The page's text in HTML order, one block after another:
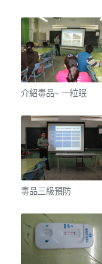
介紹毒品~ 一粒眠
毒品三級預防